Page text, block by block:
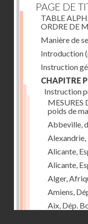
PAGE DE
TABLE
ORDRE DE
Manière de
Introduction
Instruction
CHAPITRE
Instruction
MESURES
poids de
Abbeville,
Alexandrie,
Alicante,
Alicante,
Alger,
Amiens,
Aix, Dép.